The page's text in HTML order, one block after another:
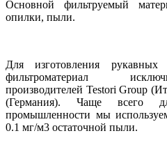
Основной фильтруемый
опилки, пыли.
Для изготовления
фильтроматериал
производителей Testori Group
(Германия). Чаще всего
промышленности мы
0.1 мг/м3 остаточной пыли.